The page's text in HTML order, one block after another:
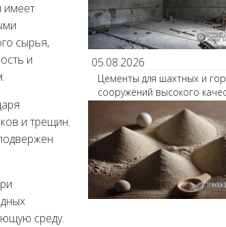
имеет
сырья,
и
и трещин.
среду.
05.08.2026
Цементы для шахтных и
сооружений высокого